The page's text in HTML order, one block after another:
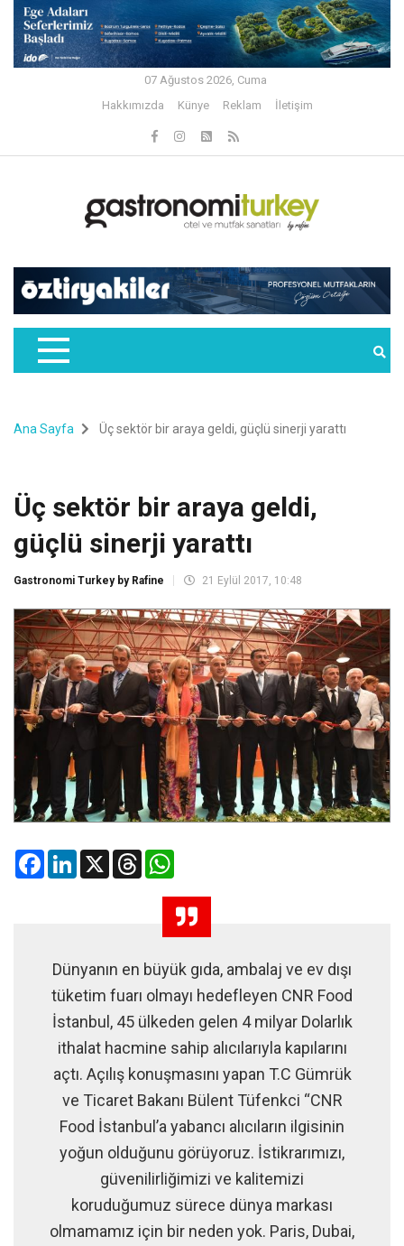
07 Ağustos 2026, Cuma
Hakkımızda
Künye Reklam İletişim
Ana Sayfa Üç sektör bir araya geldi, güçlü sinerji yarattı
Üç sektör bir araya geldi,
güçlü sinerji yarattı
Gastronomi Turkey by Rafine 21 Eylül 2017, 10:48
FacebookLinkedIn
X Threads
Dünyanın en büyük gıda, ambalaj ve ev dışı
tüketim fuarı olmayı hedefleyen CNR Food
İstanbul, 45 ülkeden gelen 4 milyar Dolarlık
ithalat hacmine sahip alıcılarıyla kapılarını
açtı. Açılış konuşmasını yapan T.C Gümrük
ve Ticaret Bakanı Bülent Tüfenkci “CNR
Food İstanbul’a yabancı alıcıların ilgisinin
yoğun olduğunu görüyoruz. İstikrarımızı,
güvenilirliğimizi ve kalitemizi
koruduğumuz sürece dünya markası
olmamamız için bir neden yok. Paris, Dubai,